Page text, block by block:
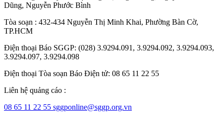
Dũng, Nguyễn Phước Bình
Tòa soạn : 432-434 Nguyễn Thị Minh Khai, Phường Bàn Cờ,
TP.HCM
Điện thoại Báo SGGP: (028) 3.9294.091, 3.9294.092, 3.9294.093,
3.9294.097, 3.9294.098
Điện thoại Tòa soạn Báo Điện tử: 08 65 11 22 55
Liên hệ quảng cáo :
08 65 11 22 55 sggponline@sggp.org.vn